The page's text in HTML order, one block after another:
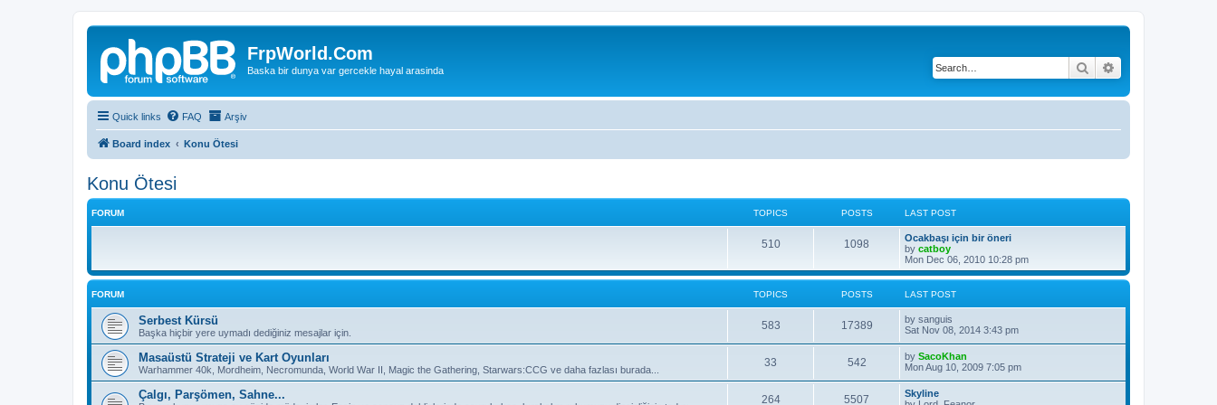
FrpWorld.Com
Baska bir dunya var gercekle hayal arasinda Search
Quick links FAQ Arşiv
Board index Konu Ötesi
Konu Ötesi
FORUM TOPICS POSTS LAST POST
510T
p
1098
s
L
a
s
t
p
o
Ocakbaşı için bir öneri
by catboy
Mon Dec 06, 2010 10:28 pm
FORUM TOPICS POSTS LAST POST
Serbest Kürsü
Başka hiçbir yere uymadı dediğiniz mesajlar için.
583T
o
17389P
o
L
a
t
p
o
s
t
by sanguis
Sat Nov 08, 2014 3:43 pm
Masaüstü Strateji ve Kart Oyunları
Warhammer 40k, Mordheim, Necromunda, World War II, Magic the Gathering, Starwars:CCG ve daha fazlası burada...
33
o
542P
o
L
a
t
p
by SacoKhan
Mon Aug 10, 2009 7:05 pm
Çalgı, Parşömen, Sahne... 264T
5507
L
a
Skyline